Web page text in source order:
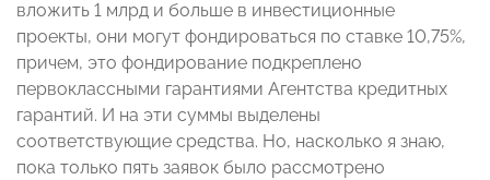
вложить 1 млрд и больше в инвестиционные
проекты, они могут фондироваться по ставке 10,75%,
причем, это фондирование подкреплено
первоклассными гарантиями Агентства кредитных
гарантий. И на эти суммы выделены
соответствующие средства. Но, насколько я знаю,
пока только пять заявок было рассмотрено